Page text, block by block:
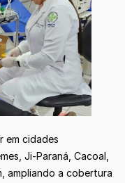
em cidades
Ji-Paraná, Cacoal,
ampliando a cobertura